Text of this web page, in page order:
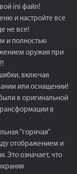
ini файл!
и настройте все
не все!
и полностью
оружия при
включая
или оснащении!
в оригинальной
в
"горячая"
отображением и
Это означает, что